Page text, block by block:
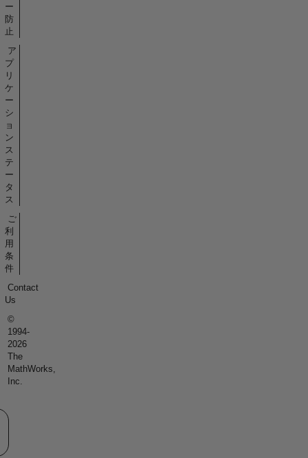
ー
防
止
ア
プ
リ
ケ
ー
シ
ョ
ン
ス
テ
ー
タ
ス
ご
利
用
条
件
Contact
Us
©
1994-
2026
The
MathWorks,
Inc.
サイトの選択